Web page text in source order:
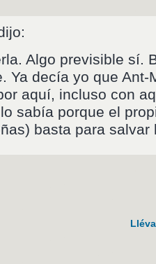
Algo previsible sí.
Ya decía yo que
aquí, incluso con
sabía porque el
basta para